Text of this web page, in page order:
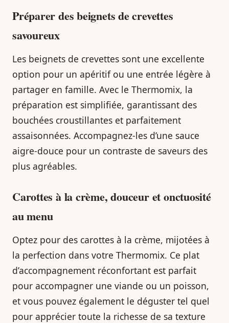
Préparer des beignets de crevettes
savoureux
Les beignets de crevettes sont une excellente
option pour un apéritif ou une entrée légère à
partager en famille. Avec le Thermomix, la
préparation est simplifiée, garantissant des
bouchées croustillantes et parfaitement
assaisonnées. Accompagnez-les d’une sauce
aigre-douce pour un contraste de saveurs des
plus agréables.
Carottes à la crème, douceur et onctuosité
au menu
Optez pour des carottes à la crème, mijotées à
la perfection dans votre Thermomix. Ce plat
d’accompagnement réconfortant est parfait
pour accompagner une viande ou un poisson,
et vous pouvez également le déguster tel quel
pour apprécier toute la richesse de sa texture